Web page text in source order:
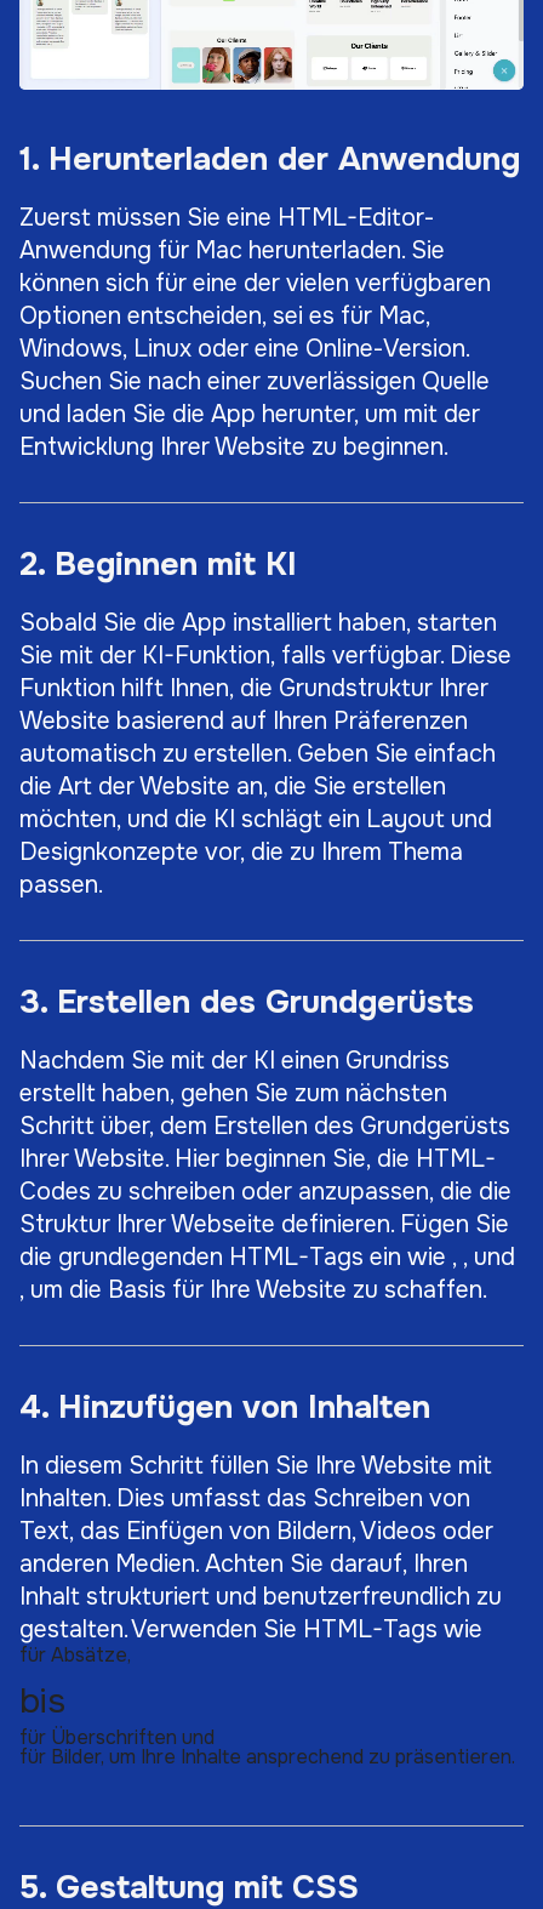
1. Herunterladen der Anwendung
Zuerst müssen Sie eine HTML-Editor-
Anwendung für Mac herunterladen. Sie
können sich für eine der vielen verfügbaren
Optionen entscheiden, sei es für Mac,
Windows, Linux oder eine Online-Version.
Suchen Sie nach einer zuverlässigen Quelle
und laden Sie die App herunter, um mit der
Entwicklung Ihrer Website zu beginnen.
2. Beginnen mit KI
Sobald Sie die App installiert haben, starten
Sie mit der KI-Funktion, falls verfügbar. Diese
Funktion hilft Ihnen, die Grundstruktur Ihrer
Website basierend auf Ihren Präferenzen
automatisch zu erstellen. Geben Sie einfach
die Art der Website an, die Sie erstellen
möchten, und die KI schlägt ein Layout und
Designkonzepte vor, die zu Ihrem Thema
passen.
3. Erstellen des Grundgerüsts
Nachdem Sie mit der KI einen Grundriss
erstellt haben, gehen Sie zum nächsten
Schritt über, dem Erstellen des Grundgerüsts
Ihrer Website. Hier beginnen Sie, die HTML-
Codes zu schreiben oder anzupassen, die die
Struktur Ihrer Webseite definieren. Fügen Sie
die grundlegenden HTML-Tags ein wie , , und
, um die Basis für Ihre Website zu schaffen.
4. Hinzufügen von Inhalten
In diesem Schritt füllen Sie Ihre Website mit
Inhalten. Dies umfasst das Schreiben von
Text, das Einfügen von Bildern, Videos oder
anderen Medien. Achten Sie darauf, Ihren
Inhalt strukturiert und benutzerfreundlich zu
gestalten. Verwenden Sie HTML-Tags wie
für Absätze,
bis
für Überschriften und
für Bilder, um Ihre Inhalte ansprechend zu präsentieren.
5. Gestaltung mit CSS